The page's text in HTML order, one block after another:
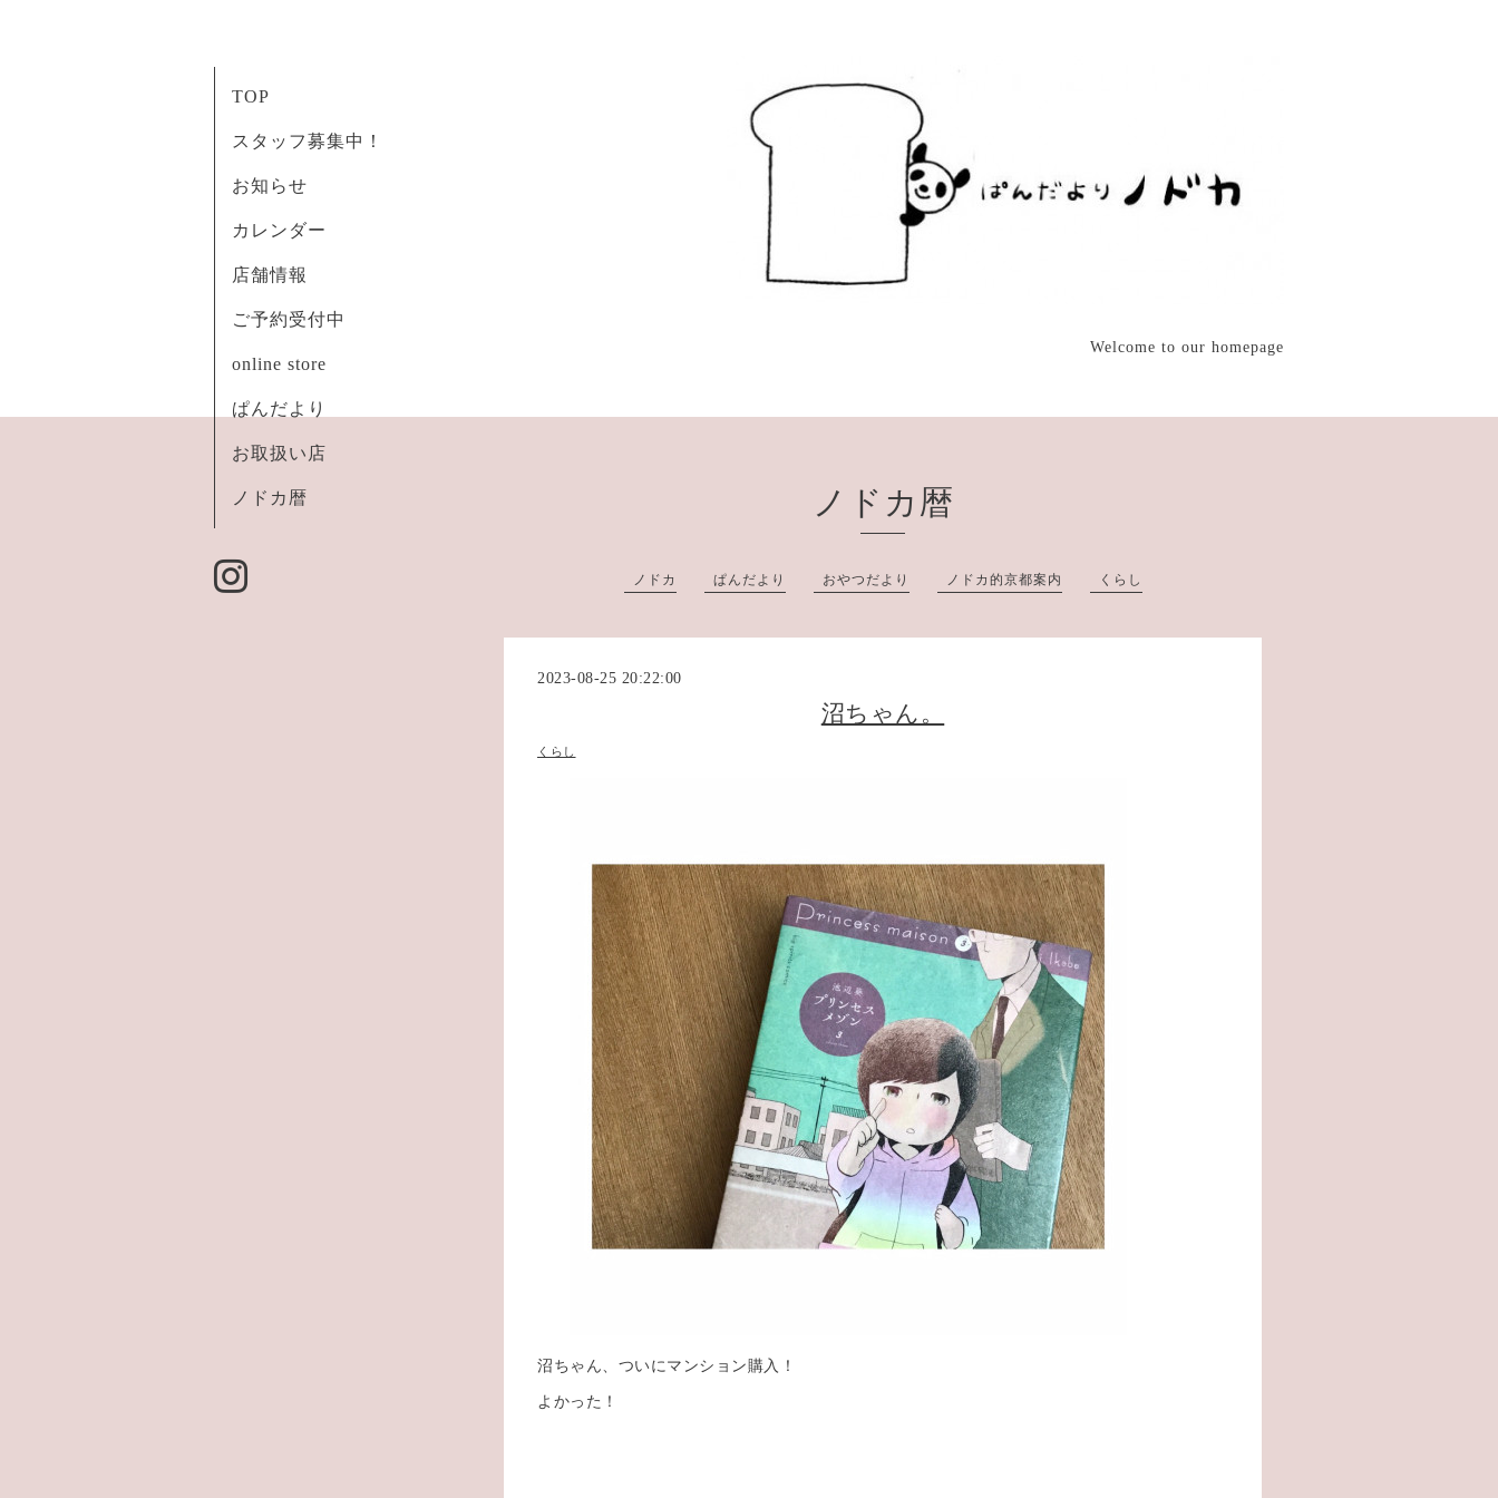
Welcome to our homepage
TOP
スタッフ募集中！
お知らせ
カレンダー
店舗情報
ご予約受付中
online store
ぱんだより
お取扱い店
ノドカ暦 ノドカ暦
ノドカ ぱんだより おやつだより ノドカ的京都案内 くらし
2023-08-25 20:22:00
沼ちゃん。
くらし
沼ちゃん、ついにマンション購入！
よかった！